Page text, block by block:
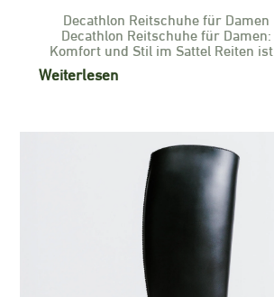
Decathlon Reitschuhe für Damen
Decathlon Reitschuhe für Damen:
Komfort und Stil im Sattel Reiten ist…
Weiterlesen